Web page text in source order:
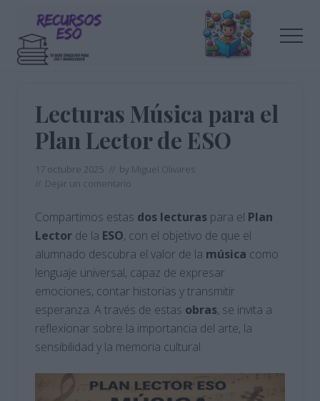
contenido
principal
barra
educación
Lecturas Música para el
Plan Lector de ESO
17 octubre 2025 // by Miguel Olivares
// Dejar un comentario
Compartimos estas dos lecturas para el Plan
Lector de la ESO, con el objetivo de que el
alumnado descubra el valor de la música como
lenguaje universal, capaz de expresar
emociones, contar historias y transmitir
esperanza. A través de estas obras, se invita a
reflexionar sobre la importancia del arte, la
sensibilidad y la memoria cultural.